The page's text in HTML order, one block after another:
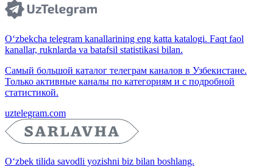
O‘zbekcha telegram kanallarining eng katta katalogi. Faqt faol
kanallar, ruknlarda va batafsil statistikasi bilan.
Самый большой каталог телеграм каналов в Узбекистане.
Только активные каналы по категориям и с подробной
статистикой.
uztelegram.com
O‘zbek tilida savodli yozishni biz bilan boshlang.